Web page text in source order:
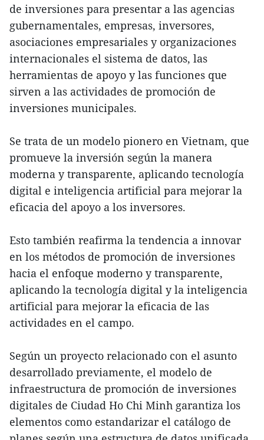
de inversiones para presentar a las agencias
gubernamentales, empresas, inversores,
asociaciones empresariales y organizaciones
internacionales el sistema de datos, las
herramientas de apoyo y las funciones que
sirven a las actividades de promoción de
inversiones municipales.
Se trata de un modelo pionero en Vietnam, que
promueve la inversión según la manera
moderna y transparente, aplicando tecnología
digital e inteligencia artificial para mejorar la
eficacia del apoyo a los inversores.
Esto también reafirma la tendencia a innovar
en los métodos de promoción de inversiones
hacia el enfoque moderno y transparente,
aplicando la tecnología digital y la inteligencia
artificial para mejorar la eficacia de las
actividades en el campo.
Según un proyecto relacionado con el asunto
desarrollado previamente, el modelo de
infraestructura de promoción de inversiones
digitales de Ciudad Ho Chi Minh garantiza los
elementos como estandarizar el catálogo de